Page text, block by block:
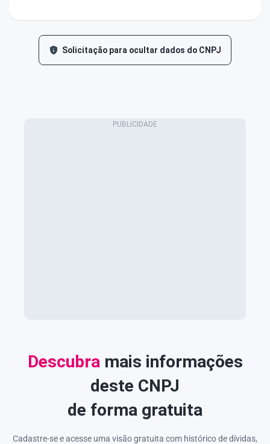
Solicitação para ocultar dados do CNPJ
Descubra mais informações
deste CNPJ
de forma gratuita
Cadastre-se e acesse uma visão gratuita com histórico de dívidas,